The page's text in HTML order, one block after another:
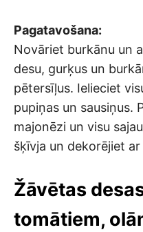
Pagatavošana:
Novāriet burkānu un
desu, gurķus un
pētersīļus. Ielieciet
pupiņas un sausiņus.
majonēzi un visu
šķīvja un dekorējiet
Žāvētas
tomātiem,